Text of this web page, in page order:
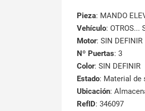
Pieza: MANDO
Vehículo: OTROS...
Motor: SIN DEFINIR
Nº Puertas: 3
Color: SIN DEFINIR
Estado: Material de
Ubicación:
RefID: 346097